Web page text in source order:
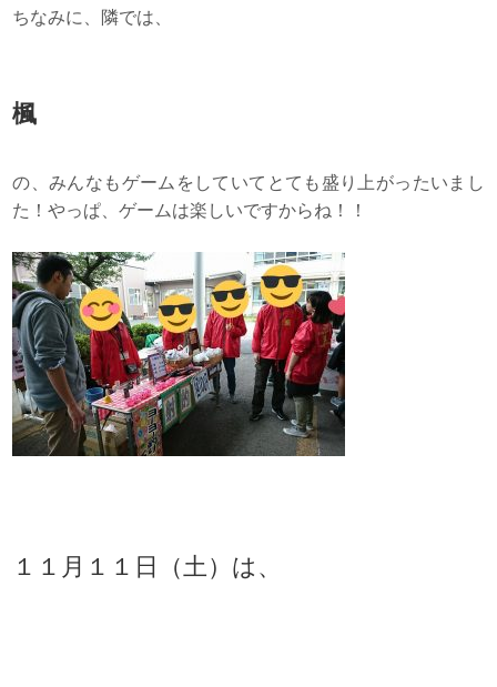
ちなみに、隣では、
楓
の、みんなもゲームをしていてとても盛り上がったいまし
た！やっぱ、ゲームは楽しいですからね！！
１１月１１日（土）は、